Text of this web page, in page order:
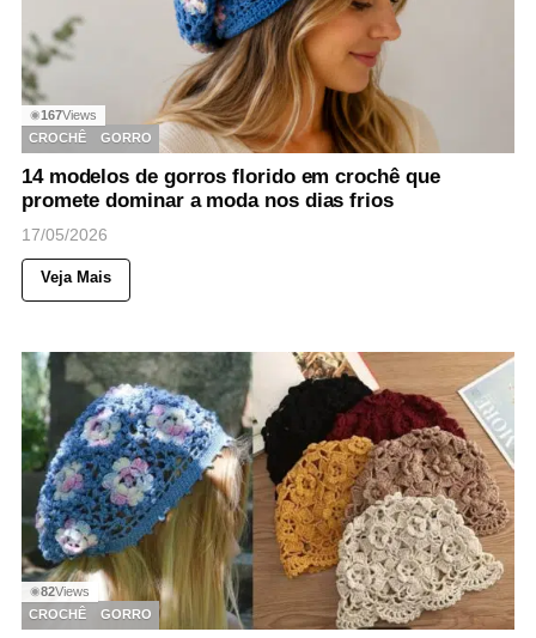
◉167Views
CROCHÊ
GORRO
14 modelos de gorros florido em crochê que
promete dominar a moda nos dias frios
17/05/2026
Veja Mais
◉82Views
CROCHÊ
GORRO